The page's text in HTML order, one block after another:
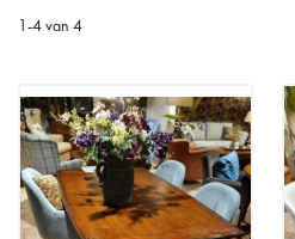
-4 van 4